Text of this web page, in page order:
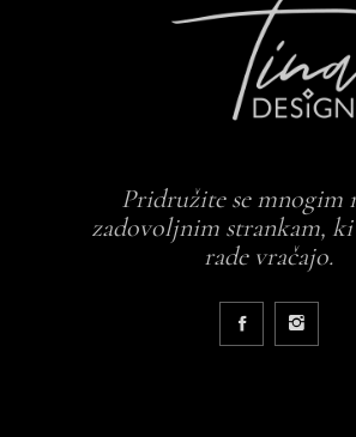
Pridružite se mnogim
zadovoljnim strankam, ki
rade vračajo.